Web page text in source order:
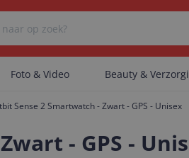
Er zijn geen categorieën
Foto & Video Beauty &
Sense 2 Smartwatch - Zwart - GPS - Unisex
- GPS -